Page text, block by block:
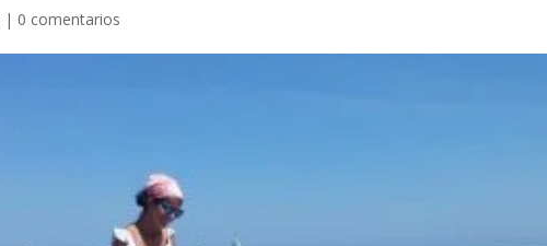
| 0 comentarios